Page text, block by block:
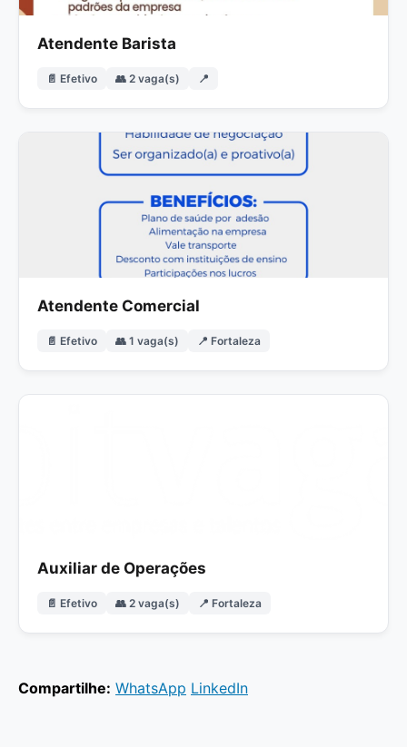
Atendente Barista
📄 Efetivo 👥 2 vaga(s) 📍
Atendente Comercial
📄 Efetivo 👥 1 vaga(s) 📍 Fortaleza
Auxiliar de Operações
📄 Efetivo 👥 2 vaga(s) 📍 Fortaleza
Compartilhe: WhatsApp LinkedIn